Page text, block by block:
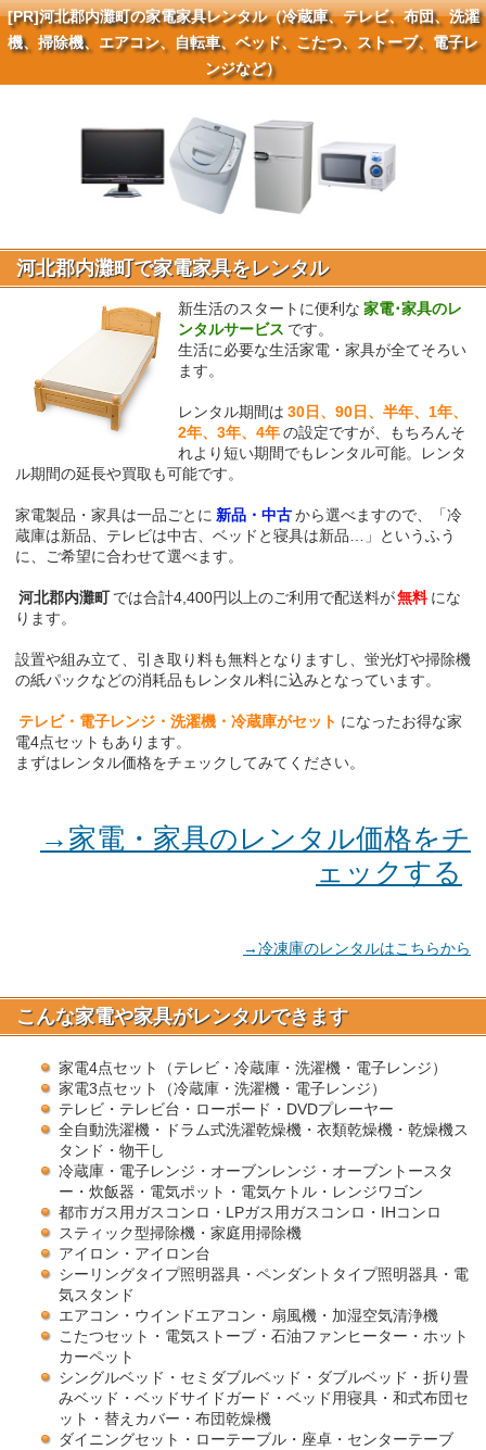
[PR]河北郡内灘町の家電家具レンタル（冷蔵庫、テレビ、布団、洗濯
機、掃除機、エアコン、自転車、ベッド、こたつ、ストーブ、電子レ
ンジなど）
河北郡内灘町で家電家具をレンタル
新生活のスタートに便利な 家電･家具のレ
ンタルサービス です。
生活に必要な生活家電・家具が全てそろい
ます。
レンタル期間は 30日、90日、半年、1年、
2年、3年、4年の設定ですが、もちろんそ
れより短い期間でもレンタル可能。レンタ
ル期間の延長や買取も可能です。
家電製品・家具は一品ごとに 新品・中古 から選べますので、「冷
蔵庫は新品、テレビは中古、ベッドと寝具は新品…」というふう
に、ご希望に合わせて選べます。
河北郡内灘町 では合計4,400円以上のご利用で配送料が無料 にな
ります。
設置や組み立て、引き取り料も無料となりますし、蛍光灯や掃除機
の紙パックなどの消耗品もレンタル料に込みとなっています。
テレビ・電子レンジ・洗濯機・冷蔵庫がセット になったお得な家
電4点セットもあります。
まずはレンタル価格をチェックしてみてください。
→家電・家具のレンタル価格をチ
ェックする
→冷凍庫のレンタルはこちらから
こんな家電や家具がレンタルできます
家電4点セット（テレビ・冷蔵庫・洗濯機・電子レンジ）
家電3点セット（冷蔵庫・洗濯機・電子レンジ）
テレビ・テレビ台・ローボード・DVDプレーヤー
全自動洗濯機・ドラム式洗濯乾燥機・衣類乾燥機・乾燥機ス
タンド・物干し
冷蔵庫・電子レンジ・オーブンレンジ・オーブントースタ
ー・炊飯器・電気ポット・電気ケトル・レンジワゴン
都市ガス用ガスコンロ・LPガス用ガスコンロ・IHコンロ
スティック型掃除機・家庭用掃除機
アイロン・アイロン台
シーリングタイプ照明器具・ペンダントタイプ照明器具・電
気スタンド
エアコン・ウインドエアコン・扇風機・加湿空気清浄機
こたつセット・電気ストーブ・石油ファンヒーター・ホット
カーペット
シングルベッド・セミダブルベッド・ダブルベッド・折り畳
みベッド・ベッドサイドガード・ベッド用寝具・和式布団セ
ット・替えカバー・布団乾燥機
ダイニングセット・ローテーブル・座卓・センターテーブ